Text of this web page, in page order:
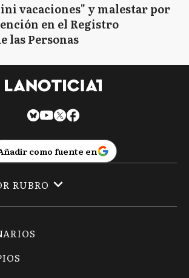
vacaciones" y malestar por
en el Registro
las Personas
como fuente en
RUBRO